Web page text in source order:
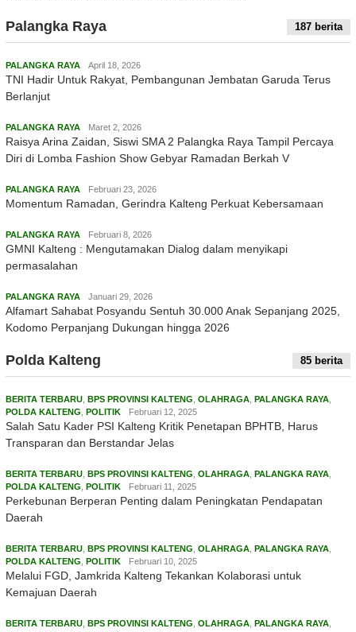
Palangka Raya 187 berita
PALANGKA RAYA April 18, 2026
TNI Hadir Untuk Rakyat, Pembangunan Jembatan Garuda Terus
Berlanjut
PALANGKA RAYA Maret 2, 2026
Raisya Arina Zaidan, Siswi SMA 2 Palangka Raya Tampil Percaya
Diri di Lomba Fashion Show Gebyar Ramadan Berkah V
PALANGKA RAYA Februari 23, 2026
Momentum Ramadan, Gerindra Kalteng Perkuat Kebersamaan
PALANGKA RAYA Februari 8, 2026
GMNI Kalteng : Mengutamakan Dialog dalam menyikapi
permasalahan
PALANGKA RAYA Januari 29, 2026
Alfamart Sahabat Posyandu Sentuh 30.000 Anak Sepanjang 2025,
Kodomo Perpanjang Dukungan hingga 2026
Polda Kalteng 85 berita
BERITA TERBARU BPS PROVINSI KALTENG OLAHRAGA PALANGKA RAYA
POLDA KALTENG POLITIK Februari 12, 2025
Salah Satu Kader PSI Kalteng Kritik Penetapan BPHTB, Harus
Transparan dan Berstandar Jelas
BERITA TERBARU BPS PROVINSI KALTENG OLAHRAGA PALANGKA RAYA
POLDA KALTENG POLITIK Februari 11, 2025
Perkebunan Berperan Penting dalam Peningkatan Pendapatan
Daerah
BERITA TERBARU BPS PROVINSI KALTENG OLAHRAGA PALANGKA RAYA
POLDA KALTENG POLITIK Februari 10, 2025
Melalui FGD, Jamkrida Kalteng Tekankan Kolaborasi untuk
Kemajuan Daerah
BERITA TERBARU BPS PROVINSI KALTENG OLAHRAGA PALANGKA RAYA